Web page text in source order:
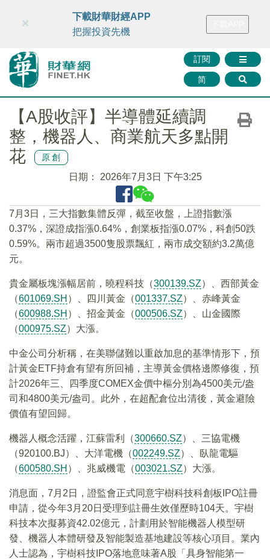
財華智庫網 FINTV FINMETA 財華證券 媒體矩陣
訂閱
简
×
下載財華財經APP
把握投資先機
【A股收評】半導體延續調
整，機器人、商業航天多點開
花
原創
日期： 2026年7月3日 下午3:25
7月3日，三大指數集體反彈，截至收盤，上證指數漲
0.37%，深證成指漲0.64%，創業板指漲0.07%，科創50跌
0.59%。兩市超過3500隻股票飄紅，兩市成交額約3.2萬億
元。
貴金屬板塊漲幅居前，曉程科技（300139.SZ）、西部黃金
（601069.SH ）、四川黃金（001337.SZ）、赤峰黃金
（600988.SH ）、招金黃金（000506.SZ）、山金國際
（000975.SZ）大漲。
中金公司分析稱，在美聯儲難以重啟加息的基準情形下，預
計黃金ETF持倉有望有所回補，主導黃金價格邊際修復，預
計2026年三、四季度COMEX金價中樞分別為4500美元/盎
司和4800美元/盎司。此外，在超配倉位出清後，黃金避險
價值有望回歸。
機器人概念活躍，江蘇雷利（300660.SZ）、三協電機
（920100.BJ）、大洋電機（002249.SZ）、臥龍電驅
（600580.SH ）、兆威機電（003021.SZ）大漲。
消息面，7月2日，證監會正式同意宇樹科技科創板IPO註冊
申請，從今年3月20日受理到註冊生效僅歷時104天。宇樹
科技本次擬募資42.02億元，計劃用於智能機器人模型研
發、機器人本體研發及智能製造基地建設等核心項目。業內
人士認為，宇樹科技IPO落地意味著A股「具身智能第一